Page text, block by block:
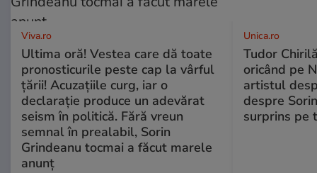
Viva.ro
Ultima oră! Vestea care dă toate
pronosticurile peste cap la vârful
țării! Acuzațiile curg, iar o
declarație produce un adevărat
seism în politică. Fără vreun
semnal în prealabil, Sorin
Grindeanu tocmai a făcut marele
anunț
Unica.ro
Tudor
oricând pe
artistul
despre
surprins pe